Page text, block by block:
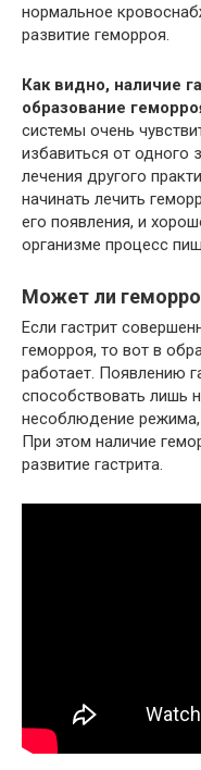
нормальное
развитие геморроя.
Как видно, наличие
образование
системы очень
избавиться от одного
лечения другого
начинать лечить
его появления, и
организме процесс
Может ли
Если гастрит
геморроя, то вот в
работает. Появлению
способствовать лишь
несоблюдение режима,
При этом наличие
развитие гастрита.